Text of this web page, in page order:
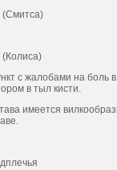
(Смитса)
(Колиса)
с жалобами на боль
в тыл кисти.
имеется